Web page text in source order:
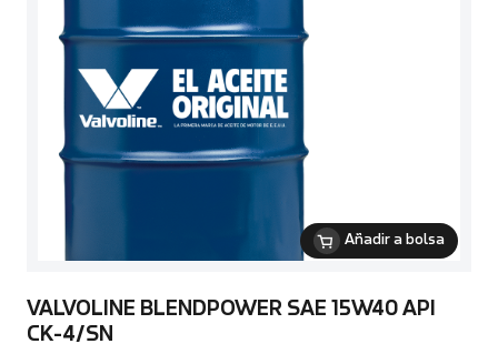
Añadir a bolsa
VALVOLINE BLENDPOWER SAE 15W40 API
CK-4/SN